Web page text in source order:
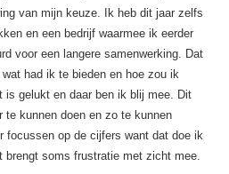
van mijn keuze. Ik heb dit jaar zelfs
en een bedrijf waarmee ik eerder
voor een langere samenwerking. Dat
had ik te bieden en hoe zou ik
is gelukt en daar ben ik blij mee. Dit
te kunnen doen en zo te kunnen
focussen op de cijfers want dat doe ik
brengt soms frustratie met zicht mee.